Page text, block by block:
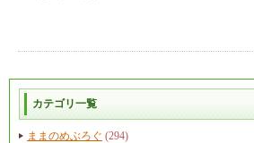
カテゴリ一覧
ままのめぶろぐ (294)